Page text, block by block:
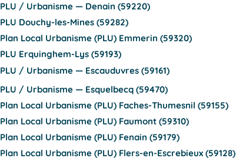
PLU / Urbanisme — Denain (59220)
PLU Douchy-les-Mines (59282)
Plan Local Urbanisme (PLU) Emmerin (59320)
PLU Erquinghem-Lys (59193)
PLU / Urbanisme — Escauduvres (59161)
PLU / Urbanisme — Esquelbecq (59470)
Plan Local Urbanisme (PLU) Faches-Thumesnil (59155)
Plan Local Urbanisme (PLU) Faumont (59310)
Plan Local Urbanisme (PLU) Fenain (59179)
Plan Local Urbanisme (PLU) Flers-en-Escrebieux (59128)